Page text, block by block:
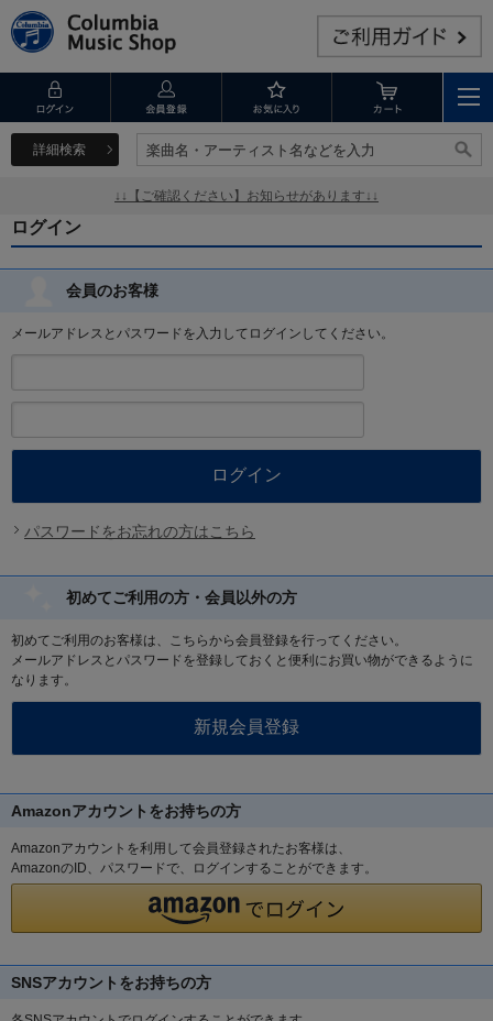
詳細検索 楽曲名・アーティスト名などを入力
楽曲名・アーティスト名などを入力
↓↓【ご確認ください】お知らせがあります↓↓
ログイン
会員のお客様
メールアドレスとパスワードを入力してログインしてください。
パスワードをお忘れの方はこちら
初めてご利用の方・会員以外の方
初めてご利用のお客様は、こちらから会員登録を行ってください。
メールアドレスとパスワードを登録しておくと便利にお買い物ができるように
なります。
Amazonアカウントをお持ちの方
Amazonアカウントを利用して会員登録されたお客様は、
AmazonのID、パスワードで、ログインすることができます。
SNSアカウントをお持ちの方